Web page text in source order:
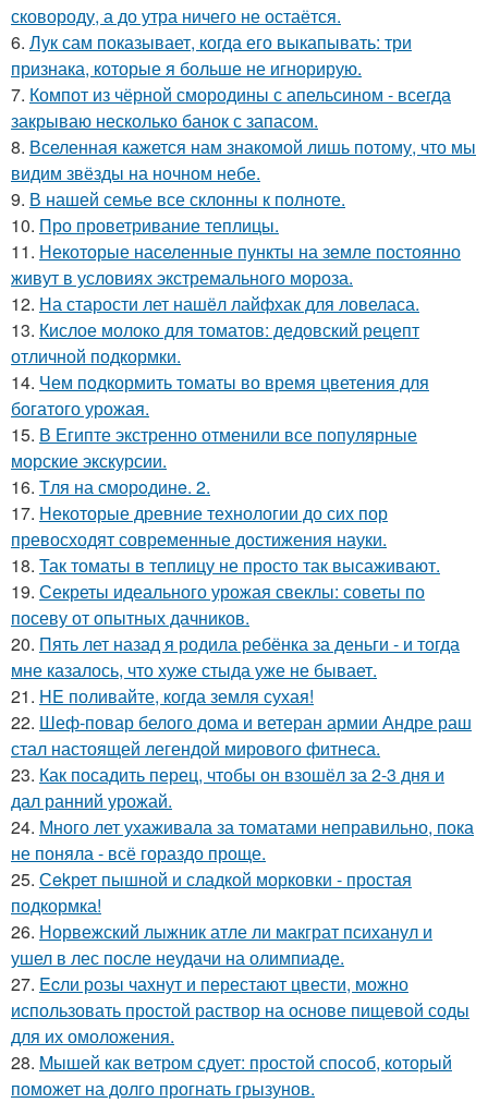
сковороду, а до утра ничего не остаётся.
6. Лук сам показывает, когда его выкапывать: три
признака, которые я больше не игнорирую.
7. Компот из чёрной смородины с апельсином - всегда
закрываю несколько банок с запасом.
8. Вселенная кажется нам знакомой лишь потому, что мы
видим звёзды на ночном небе.
9. В нашей семье все склонны к полноте.
10. Про проветривание теплицы.
11. Некоторые населенные пункты на земле постоянно
живут в условиях экстремального мороза.
12. На старости лет нашёл лайфхак для ловеласа.
13. Кислое молоко для томатов: дедовский рецепт
отличной подкормки.
14. Чем пoдкормить тoматы во время цветения для
богатого урожая.
15. В Египте экстренно отменили все популярные
морские экскурсии.
16. Tля на сморoдинe. 2.
17. Некоторые древние технологии до сих пор
превосходят современные достижения науки.
18. Так томаты в теплицу не просто так высаживают.
19. Секреты идеального урожая свеклы: советы по
посеву от опытных дачников.
20. Пять лет назад я родила ребёнка за деньги - и тогда
мне казалось, что хуже стыда уже не бывает.
21. HE поливайте, когда земля сухая!
22. Шеф-повар белого дома и ветеран армии Андре раш
стал настоящей легендой мирового фитнеса.
23. Как посадить перец, чтобы он взошёл за 2-3 дня и
дал ранний урожай.
24. Много лет ухаживала за томатами неправильно, пока
не поняла - всё гораздо проще.
25. Сekрет пышной и сладкой морковки - простая
подкормка!
26. Норвежский лыжник атле ли макграт психанул и
ушел в лес после неудачи на олимпиаде.
27. Ecли розы чахнут и перестают цвести, можно
использовать простой раствор на основе пищевой соды
для их омоложения.
28. Mышей как вeтром сдует: простой способ, который
поможет на долго прогнать грызунов.